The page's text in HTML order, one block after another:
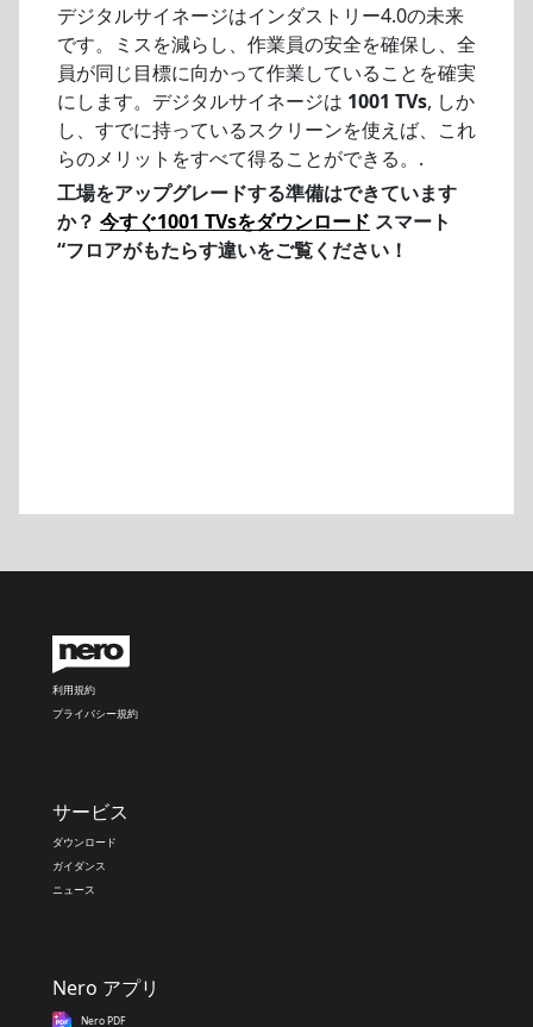
デジタルサイネージはインダストリー4.0の未来
です。ミスを減らし、作業員の安全を確保し、全
員が同じ目標に向かって作業していることを確実
にします。デジタルサイネージは 1001 TVs, しか
し、すでに持っているスクリーンを使えば、これ
らのメリットをすべて得ることができる。.
工場をアップグレードする準備はできています
か？ 今すぐ1001 TVsをダウンロード スマート
“フロアがもたらす違いをご覧ください！
利用規約
プライバシー規約
サービス
ダウンロード
ガイダンス
ニュース
Nero アプリ
Nero PDF